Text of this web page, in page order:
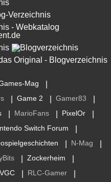
Mag
Game 2 Gamer83
MarioFans PixelOr
Switch Forum
N-Mag
Zockerheim
RLC-Gamer